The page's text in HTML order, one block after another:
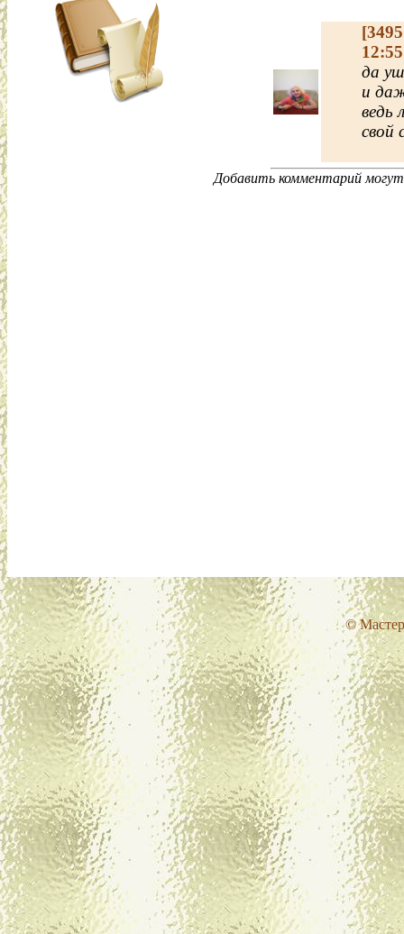
12:55
да
и
ведь
свой
Добавить комментарий
©